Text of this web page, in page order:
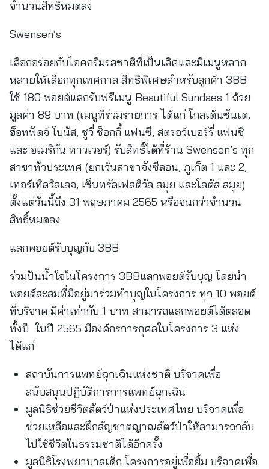
จำนวนสิทธิ์หมดลง
Swensen’s
เลือกอร่อยกับไอศกรีมรสชาติที่เป็นเลิศและมีเมนูหลาก
หลายให้เลือกทุกเทศกาล สิทธิพิเศษสำหรับลูกค้า 3BB
ใช้ 180 พอยต์แลกรับฟรีเมนู Beautiful Sundaes 1 ถ้วย
มูลค่า 89 บาท (เมนูที่ร่วมรายการ ได้แก่ โกลเด้นซันเด,
ฮ็อทฟัดจ์ โบนัส, ชูวี่ ช็อกกี้ แฟนซี, สตรอว์เบอร์รี่ แฟนซี
และ อเมริกัน ทาวเวอร์) รับสิทธิ์ได้ที่ร้าน Swensen’s ทุก
สาขาทั่วประเทศ (ยกเว้นสาขาจังซีลอน, ภูเก็ต 1 และ 2,
เทอร์เทิลวิลเลจ, เซ็นทรัลเฟสติวัล สมุย และโลตัส สมุย)
ตั้งแต่วันนี้ถึง 31 พฤษภาคม 2565 หรือจนกว่าจำนวน
สิทธิ์หมดลง
แลกพอยต์รับบุญกับ 3BB
ร่วมปันน้ำใจในโครงการ 3BBแลกพอยต์รับบุญ โดยนำ
พอยต์สะสมที่มีอยู่มาร่วมทำบุญในโครงการ ทุก 10 พอยต์
ที่บริจาค มีค่าเท่ากับ 1 บาท สามารถแลกพอยต์ได้ตลอด
ทั้งปี ในปี 2565 มีองค์กรการกุศลในโครงการ 3 แห่ง
ได้แก่
สถาบันการแพทย์ฉุกเฉินแห่งชาติ บริจาคเพื่อ
สนับสนุนปฏิบัติการการแพทย์ฉุกเฉิน
มูลนิธิช่วยชีวิตสัตว์ป่าแห่งประเทศไทย บริจาคเพื่อ
ช่วยเหลือและฝึกสัญชาตญาณสัตว์ป่าให้สามารถกลับ
ไปใช้ชีวิตในธรรมชาติได้อีกครั้ง
มูลนิธิโรงพยาบาลเด็ก โครงการอยู่เพื่อยิ้ม บริจาคเพื่อ